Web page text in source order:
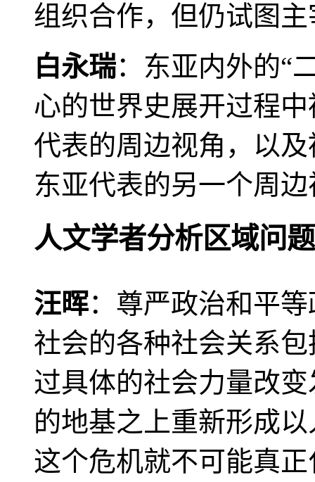
组织合作，但仍试图
白永瑞：东亚内外的“
心的世界史展开过程
代表的周边视角，以
东亚代表的另一个周
人文学者分析区域问题
汪晖：尊严政治和平
社会的各种社会关系
过具体的社会力量改
的地基之上重新形成
这个危机就不可能真